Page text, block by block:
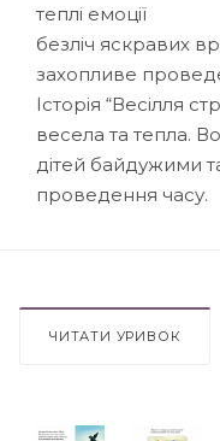
теплі емоції
безліч яскравих
захопливе
Історія “Весілля
весела та тепла.
дітей байдужими
проведення часу.
ЧИТАТИ УРИВОК